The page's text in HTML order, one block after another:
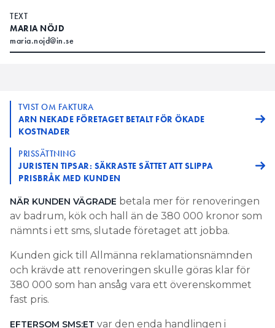
TEXT
MARIA NÖJD
maria.nojd@in.se
TVIST OM FAKTURA
ARN NEKADE FÖRETAGET BETALT FÖR ÖKADE
KOSTNADER
PRISSÄTTNING
JURISTEN TIPSAR: SÄKRASTE SÄTTET ATT SLIPPA
PRISBRÅK MED KUNDEN
NÄR KUNDEN VÄGRADE betala mer för renoveringen
av badrum, kök och hall än de 380 000 kronor som
nämnts i ett sms, slutade företaget att jobba.
Kunden gick till Allmänna reklamationsnämnden
och krävde att renoveringen skulle göras klar för
380 000 som han ansåg vara ett överenskommet
fast pris.
EFTERSOM SMS:ET var den enda handlingen i